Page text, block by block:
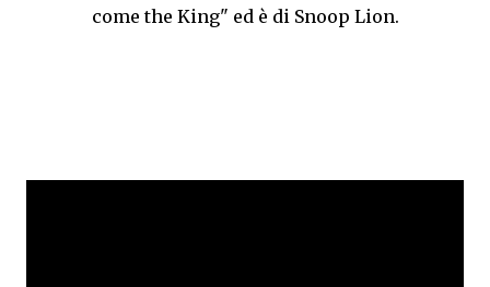
come the King" ed è di Snoop Lion.